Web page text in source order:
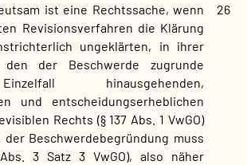
26
ist eine Rechtssache, wenn
Revisionsverfahren die Klärung
ungeklärten, in ihrer
der Beschwerde zugrunde
hinausgehenden,
und entscheidungserheblichen
Rechts (§ 137 Abs. 1 VwGO)
Beschwerdebegründung muss
3 Satz 3 VwGO), also näher